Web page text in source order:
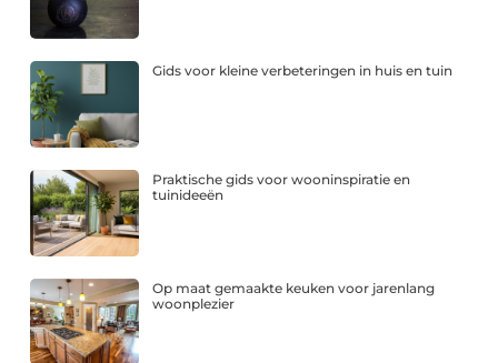
Gids voor kleine verbeteringen in huis en tuin
Praktische gids voor wooninspiratie en
tuinideeën
Op maat gemaakte keuken voor jarenlang
woonplezier